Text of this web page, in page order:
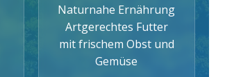
Naturnahe Ernährung
Artgerechtes Futter
mit frischem Obst und
Gemüse